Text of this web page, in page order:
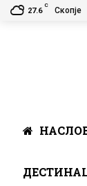
27.6
C
Скопје